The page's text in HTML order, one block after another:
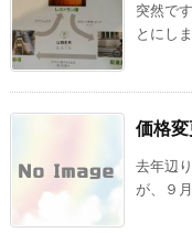
突然で
とにし
価格
去年辺
が、９